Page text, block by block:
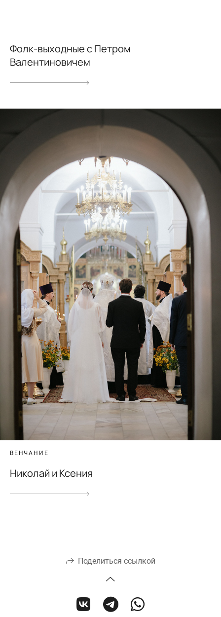
Фолк-выходные с Петром
Валентиновичем
ВЕНЧАНИЕ
Николай и Ксения
Поделиться ссылкой